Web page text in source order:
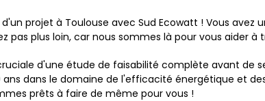
projet à Toulouse avec Sud Ecowatt ! Vous
pas plus loin, car nous sommes là pour vous aider à
d'une étude de faisabilité complète avant de
dans le domaine de l'efficacité énergétique et
prêts à faire de même pour vous !